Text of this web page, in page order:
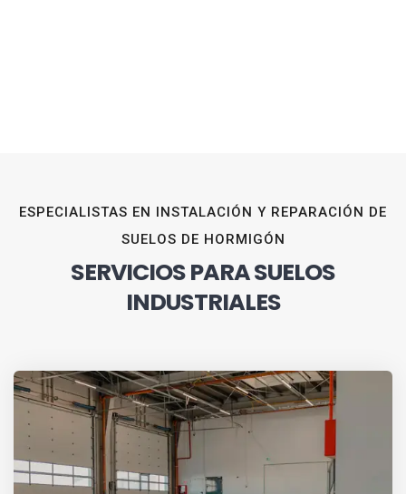
ESPECIALISTAS EN INSTALACIÓN Y REPARACIÓN DE
SUELOS DE HORMIGÓN
SERVICIOS PARA SUELOS
INDUSTRIALES